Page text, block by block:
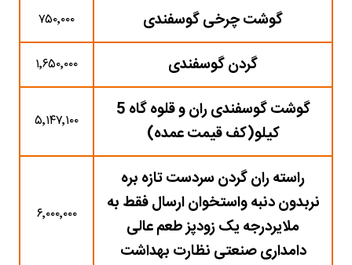
گوشت چرخی گوسفندی ۷۵۰٬۰۰۰
گردن گوسفندی ۱٬۶۵۰٬۰۰۰
گوشت گوسفندی ران و قلوه گاه 5
کیلو(کف قیمت عمده)
۵٬۱۴۷٬۱۰۰
راسته ران گردن سردست تازه بره
نربدون دنبه واستخوان ارسال فقط به
ملایردرجه یک زودپز طعم عالی
دامداری صنعتی نظارت بهداشت
۶٬۰۰۰٬۰۰۰